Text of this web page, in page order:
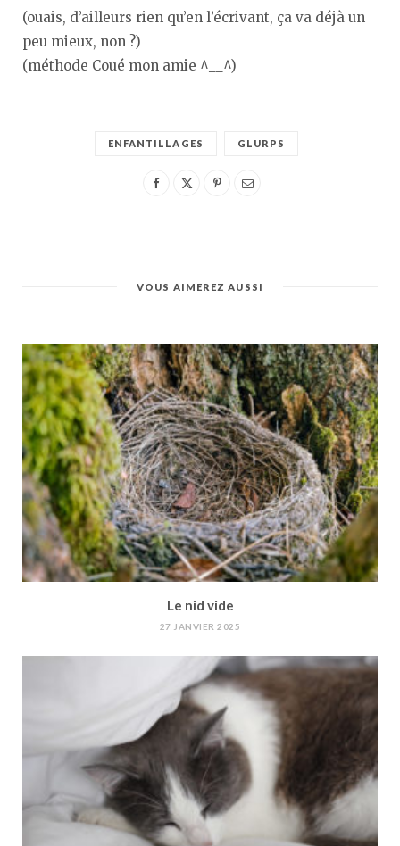
(ouais, d’ailleurs rien qu’en l’écrivant, ça va déjà un
peu mieux, non ?)
(méthode Coué mon amie ^__^)
ENFANTILLAGES GLURPS
VOUS AIMEREZ AUSSI
Le nid vide
27 JANVIER 2025